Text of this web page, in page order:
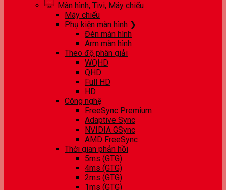
Màn hình, Tivi, Máy chiếu
Máy chiếu
Phụ kiện màn hình ❯
Đèn màn hình
Arm màn hình
Theo độ phân giải
WQHD
QHD
Full HD
HD
Công nghệ
FreeSync Premium
Adaptive Sync
NVIDIA GSync
AMD FreeSync
Thời gian phản hồi
5ms (GTG)
4ms (GTG)
2ms (GTG)
1ms (GTG)